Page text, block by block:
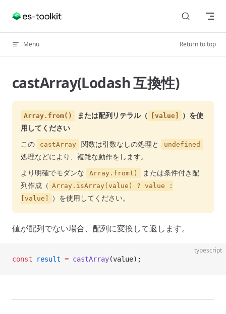
Skip to content
Menu Return to top
castArray(Lodash 互換性)
Array.from() または配列リテラル（ [value]
）を使
用してください
この
castArray 関数は引数なしの処理と undefined
処理などにより、複雑な動作をします。
より明確でモダンな
Array.from()
または条件付き配
列作成（ Array.isArray(value) ? value :
[value]
）を使用してください。
値が配列でない場合、配列に変換して返します。
typescript
const result = castArray(value);